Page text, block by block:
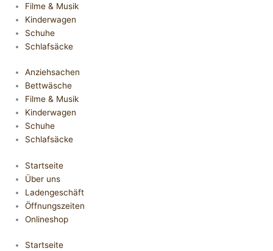
Filme & Musik
Kinderwagen
Schuhe
Schlafsäcke
Anziehsachen
Bettwäsche
Filme & Musik
Kinderwagen
Schuhe
Schlafsäcke
Startseite
Über uns
Ladengeschäft
Öffnungszeiten
Onlineshop
Startseite